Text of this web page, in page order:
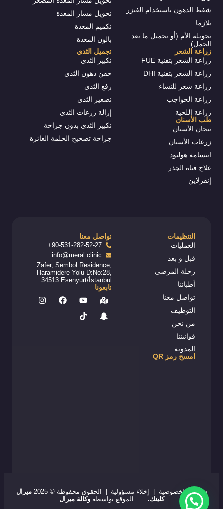
شفط الدهون باستخدام الفيزر
بلازما
تحويلة الأم (أو تجميل ما بعد
الحمل)
تحويل مسار المعدة
تكميم المعدة
بالون المعدة
زراعة الشعر
زراعة الشعر بتقنية FUE
زراعة الشعر بتقنية DHI
زراعة شعر للنساء
زراعة الحواجب
زراعة اللحية
طب الأسنان
تيجان الأسنان
زرعات الأسنان
ابتسامة هوليود
علاج قناة الجذر
إنفزلاين
تجميل الثدي
تكبير الثدي
حقن دهون الثدي
رفع الثدي
تصغير الثدي
إزالة زرعات الثدي
تكبير الثدي بدون جراحة
جراحة تصحيح الحلمة الغائرة
التنظيمات
العمليات
قبل و بعد
رحلة المرضى
أطبائنا
تواصل معنا
التوظيف
من نحن
قوانيننا
المدونة
تواصل معنا
90-531-282-52-27+
info@meral.clinic
Zafer, Sembol Residence,
Haramidere Yolu D:No:28,
34513 Esenyurt/İstanbul
تابعونا
امسح رمز QR
سياسة الخصوصية إخلاء مسؤولية | الحقوق محفوظة © 2025
ميرال
كلينك.
الموقع بواسطة وكالة ميرال